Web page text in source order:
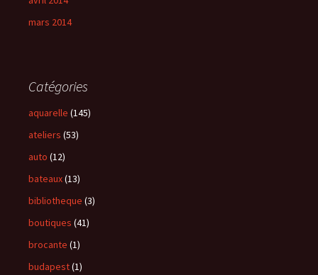
mars 2014
Catégories
aquarelle (145)
ateliers (53)
auto (12)
bateaux(13)
bibliotheque (3)
boutiques (41)
brocante (1)
budapest(1)